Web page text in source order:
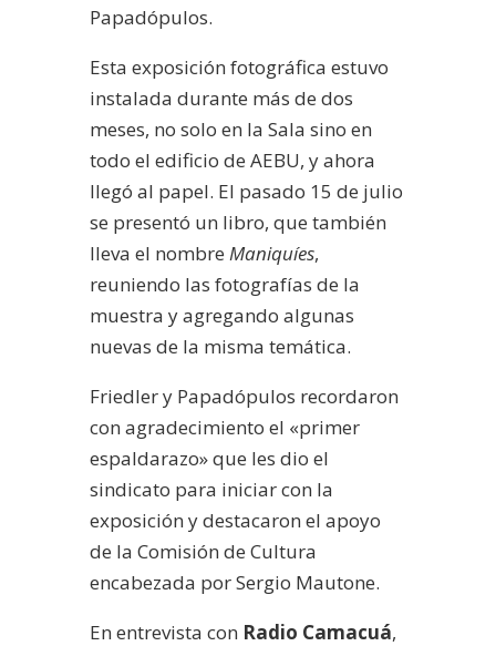
Papadópulos.
Esta exposición fotográfica estuvo
instalada durante más de dos
meses, no solo en la Sala sino en
todo el edificio de AEBU, y ahora
llegó al papel. El pasado 15 de julio
se presentó un libro, que también
lleva el nombre Maniquíes,
reuniendo las fotografías de la
muestra y agregando algunas
nuevas de la misma temática.
Friedler y Papadópulos recordaron
con agradecimiento el «primer
espaldarazo» que les dio el
sindicato para iniciar con la
exposición y destacaron el apoyo
de la Comisión de Cultura
encabezada por Sergio Mautone.
En entrevista con Radio Camacuá,